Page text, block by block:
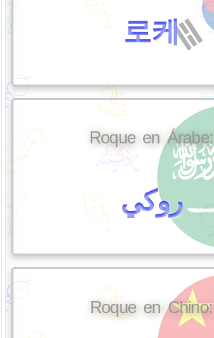
로케
Roque en Árabe:
روكي
Roque en Chino: